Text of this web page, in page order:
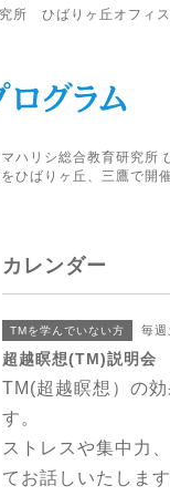
所 ひばりヶ丘オフィ
ハリシ総合教育研究
ひばりヶ丘、三鷹で開
カレンダー
TMを学んでいない方 毎週
超越瞑想(TM)説明会
TM(超越瞑想）の
す 。
ストレスや集中力
てお話しいたします